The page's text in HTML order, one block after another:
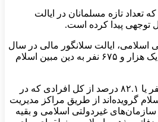
تعداد تازه مسلمانان در ایالت
توجهی پیدا کرده است.
اسلامی، ایالت سلانگور مالی در سال
۲۰۲۵ میلادی شاهد گرایش یک هزار و ۶۷۵ نفر به دین مبین اسلام
وی در این باره گفت: ۷۷۲ نفر یا ۸۲.۱ درصد از کل افرادی که در
دین اسلام گرویده‌اند از طریق مراکز مدیریت
غیردولتی اسلامی و بقیه